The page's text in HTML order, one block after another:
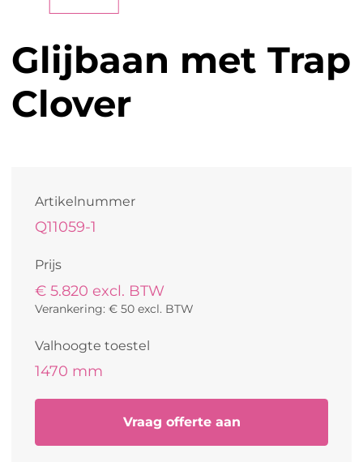
Glijbaan met Trap
Clover
Artikelnummer
Q11059-1
Prijs
€ 5.820 excl. BTW
Verankering: € 50 excl. BTW
Valhoogte toestel
1470 mm
Vraag offerte aan